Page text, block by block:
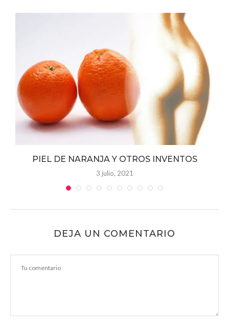
PIEL DE NARANJA Y OTROS INVENTOS
3 julio, 2021
DEJA UN COMENTARIO